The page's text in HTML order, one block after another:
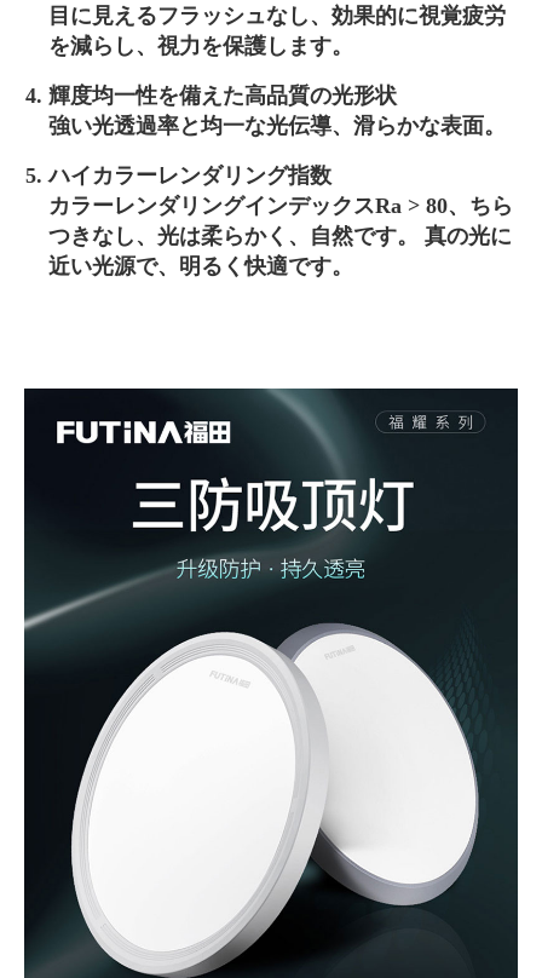
目に見えるフラッシュなし、効果的に視覚疲労
を減らし、視力を保護します。
輝度均一性を備えた高品質の光形状
強い光透過率と均一な光伝導、滑らかな表面。
ハイカラーレンダリング指数
カラーレンダリングインデックスRa > 80、ちら
つきなし、光は柔らかく、自然です。 真の光に
近い光源で、明るく快適です。